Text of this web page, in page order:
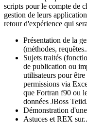
scripts pour le compte de
gestion de leurs
retour d'expérience qui
Présentation de la
(méthodes,
Sujets traités
de publication ou
utilisateurs pour
permissions via
que Fortran f90 ou
données JBoss
Démonstration
Astuces et REX